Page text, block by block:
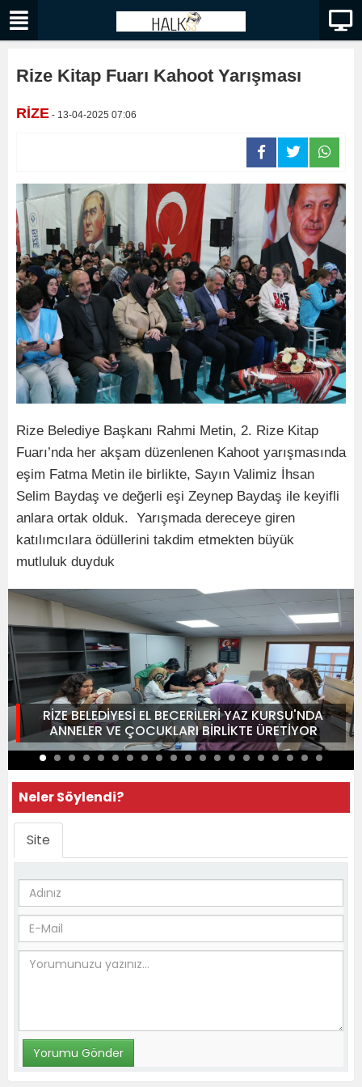
Rize Kitap Fuarı Kahoot Yarışması
RİZE - 13-04-2025 07:06
Rize Belediye Başkanı Rahmi Metin, 2. Rize Kitap
Fuarı’nda her akşam düzenlenen Kahoot yarışmasında
eşim Fatma Metin ile birlikte, Sayın Valimiz İhsan
Selim Baydaş ve değerli eşi Zeynep Baydaş ile keyifli
anlara ortak olduk. Yarışmada dereceye giren
katılımcılara ödüllerini takdim etmekten büyük
mutluluk duyduk
RİZE BELEDİYESİ EL BECERİLERİ YAZ KURSU'NDA
ANNELER VE ÇOCUKLARI BİRLİKTE ÜRETİYOR
Neler Söylendi?
Site